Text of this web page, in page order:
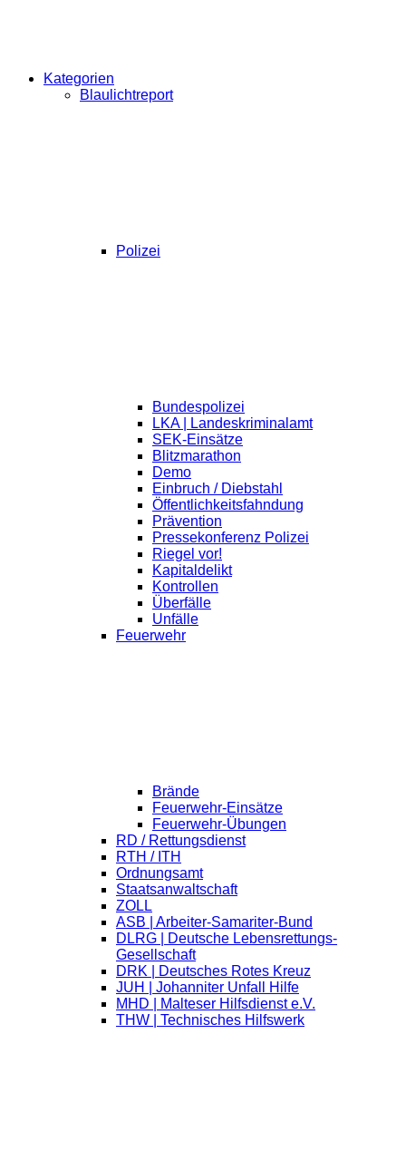
Kategorien
Blaulichtreport
Polizei
Bundespolizei
LKA | Landeskriminalamt
SEK-Einsätze
Blitzmarathon
Demo
Einbruch / Diebstahl
Öffentlichkeitsfahndung
Prävention
Pressekonferenz Polizei
Riegel vor!
Kapitaldelikt
Kontrollen
Überfälle
Unfälle
Feuerwehr
Brände
Feuerwehr-Einsätze
Feuerwehr-Übungen
RD / Rettungsdienst
RTH / ITH
Ordnungsamt
Staatsanwaltschaft
ZOLL
ASB | Arbeiter-Samariter-Bund
DLRG | Deutsche Lebensrettungs-
Gesellschaft
DRK | Deutsches Rotes Kreuz
JUH | Johanniter Unfall Hilfe
MHD | Malteser Hilfsdienst e.V.
THW | Technisches Hilfswerk